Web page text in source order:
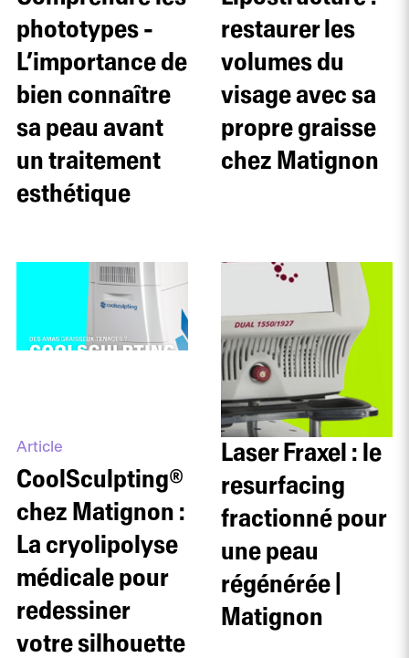
phototypes -
L’importance de
bien connaître
sa peau avant
un traitement
esthétique
restaurer les
volumes du
visage avec sa
propre graisse
chez Matignon
Article
CoolSculpting®
chez Matignon :
La cryolipolyse
médicale pour
redessiner
votre silhouette
Laser Fraxel : le
resurfacing
fractionné pour
une peau
régénérée |
Matignon